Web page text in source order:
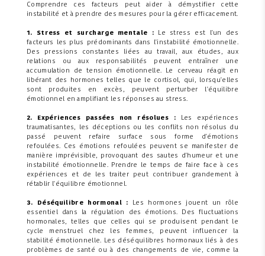
Comprendre ces facteurs peut aider à démystifier cette
instabilité et à prendre des mesures pour la gérer efficacement.
1. Stress et surcharge mentale :
Le stress est l'un des
facteurs les plus prédominants dans l'instabilité émotionnelle.
Des pressions constantes liées au travail, aux études, aux
relations ou aux responsabilités peuvent entraîner une
accumulation de tension émotionnelle. Le cerveau réagit en
libérant des hormones telles que le cortisol, qui, lorsqu'elles
sont produites en excès, peuvent perturber l'équilibre
émotionnel en amplifiant les réponses au stress.
2. Expériences passées non résolues :
Les expériences
traumatisantes, les déceptions ou les conflits non résolus du
passé peuvent refaire surface sous forme d'émotions
refoulées. Ces émotions refoulées peuvent se manifester de
manière imprévisible, provoquant des sautes d'humeur et une
instabilité émotionnelle. Prendre le temps de faire face à ces
expériences et de les traiter peut contribuer grandement à
rétablir l'équilibre émotionnel.
3. Déséquilibre hormonal : Les hormones jouent un rôle
essentiel dans la régulation des émotions. Des fluctuations
hormonales, telles que celles qui se produisent pendant le
cycle menstruel chez les femmes, peuvent influencer la
stabilité émotionnelle. Les déséquilibres hormonaux liés à des
problèmes de santé ou à des changements de vie, comme la